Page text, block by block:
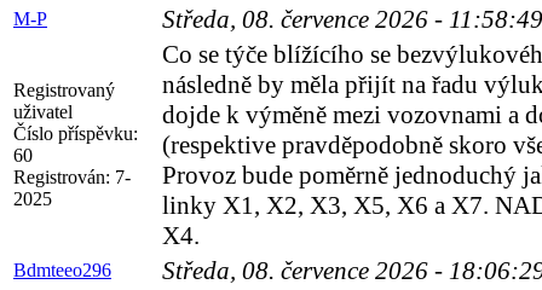
M-P Středa, 08. července 2026 -
Registrovaný
uživatel
Číslo příspěvku:
60
Registrován: 7-
2025
Co se týče blížícího se
následně by měla přijít na řadu
dojde k výměně mezi vozovnami a
(respektive pravděpodobně skoro
Provoz bude poměrně jednoduchý
linky X1, X2, X3, X5, X6 a X7.
X4.
Bdmteeo296 Středa, 08. července 2026 -